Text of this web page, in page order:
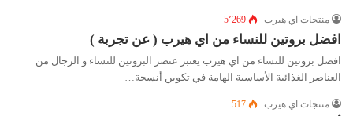
منتجات اي هيرب 5٬269
افضل بروتین للنساء من اي ھیرب ( عن تجربة )
افضل بروتین للنساء من اي ھیرب يعتبر عنصر البروتين للنساء و الرجال من
العناصر الغذائية الأساسية الهامة في تكوين أنسجة…
منتجات اي هيرب 517